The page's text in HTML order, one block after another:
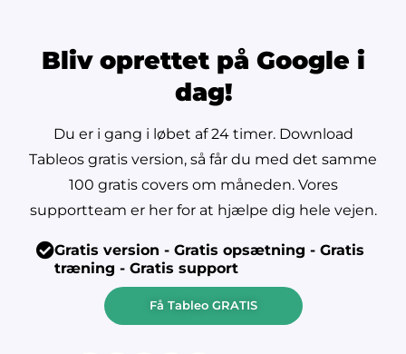
Bliv oprettet på Google i
dag!
Du er i gang i løbet af 24 timer. Download
Tableos gratis version, så får du med det samme
100 gratis covers om måneden. Vores
supportteam er her for at hjælpe dig hele vejen.
Gratis version - Gratis opsætning - Gratis
træning - Gratis support
Få Tableo GRATIS